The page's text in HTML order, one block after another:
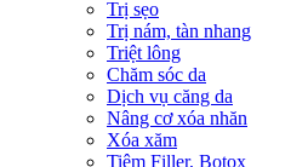
Trị sẹo
Trị nám, tàn nhang
Triệt lông
Chăm sóc da
Dịch vụ căng da
Nâng cơ xóa nhăn
Xóa xăm
Tiêm Filler, Botox